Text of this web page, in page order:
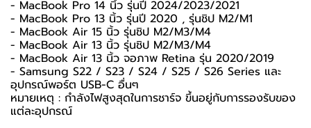
- MacBook Pro 14 นิ้ว รุ่นปี 2024/2023/2021
- MacBook Pro 13 นิ้ว รุ่นปี 2020 , รุ่นชิป M2/M1
- MacBook Air 15 นิ้ว รุ่นชิป M2/M3/M4
- MacBook Air 13 นิ้ว รุ่นชิป M2/M3/M4
- MacBook Air 13 นิ้ว จอภาพ Retina รุ่น 2020/2019
- Samsung S22 / S23 / S24 / S25 / S26 Series และ
อุปกรณ์พอร์ต USB-C อื่นๆ
หมายเหตุ : กำลังไฟสูงสุดในการชาร์จ ขึ้นอยู่กับการรองรับของ
แต่ละอุปกรณ์